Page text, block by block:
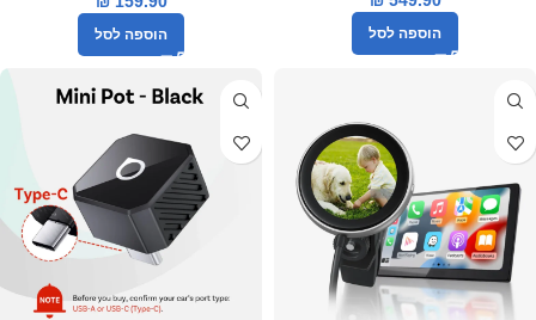
הוספה לסל הוספה לסל